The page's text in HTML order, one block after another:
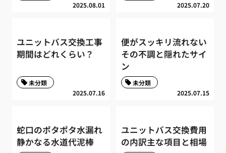
2025.08.01 2025.07.20
ユニットバス交換工事
期間はどれくらい？
2025.07.16
未分類
便がスッキリ流れない
その不調と隠れたサイ
ン
2025.07.15
未分類
蛇口のポタポタ水漏れ
静かなる水道代泥棒
ユニットバス交換費用
の内訳主な項目と相場